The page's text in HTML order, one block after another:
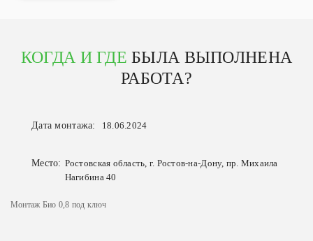
КОГДА И ГДЕ БЫЛА ВЫПОЛНЕНА
РАБОТА?
Дата монтажа: 18.06.2024
Место: Ростовская область, г. Ростов-на-Дону, пр. Михаила
Нагибина 40
Монтаж Био 0,8 под ключ